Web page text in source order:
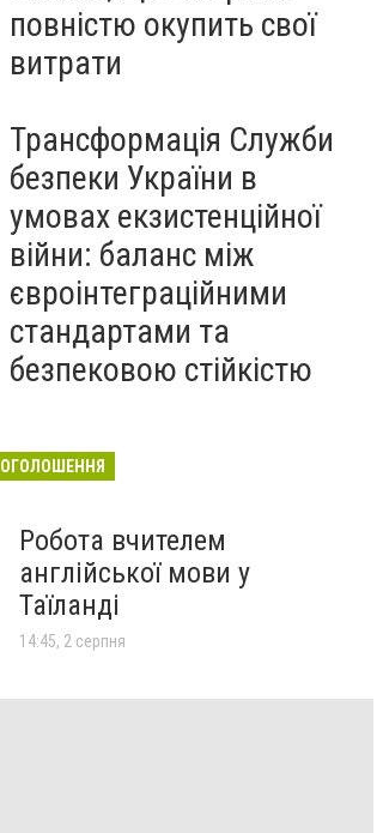
повністю окупить свої
витрати
Трансформація Служби
безпеки України в
умовах екзистенційної
війни: баланс між
євроінтеграційними
стандартами та
безпековою стійкістю
ОГОЛОШЕННЯ
Робота вчителем
англійської мови у
Таїланді
14:45, 2 серпня